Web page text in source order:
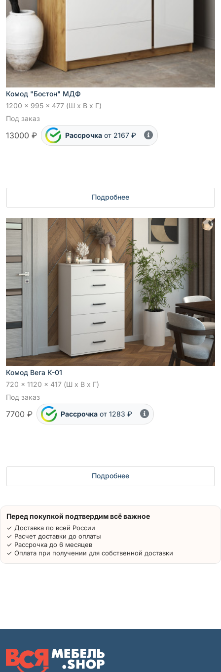
Комод "Бостон" МДФ
1200 x 995 x 477 (Ш x В x Г)
Под заказ
13000 ₽ Рассрочка от 2167 ₽
Подробнее
Комод Вега К-01
720 x 1120 x 417 (Ш x В x Г)
Под заказ
7700 ₽ Рассрочка от 1283 ₽
Подробнее
Перед покупкой подтвердим всё важное
✓ Доставка по всей России
✓ Расчет доставки до оплаты
✓ Рассрочка до 6 месяцев
✓ Оплата при получении для собственной доставки